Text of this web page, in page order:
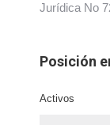
Jurídica No
Posición
Activos